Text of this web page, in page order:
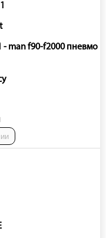
man f90-f2000 пневмо